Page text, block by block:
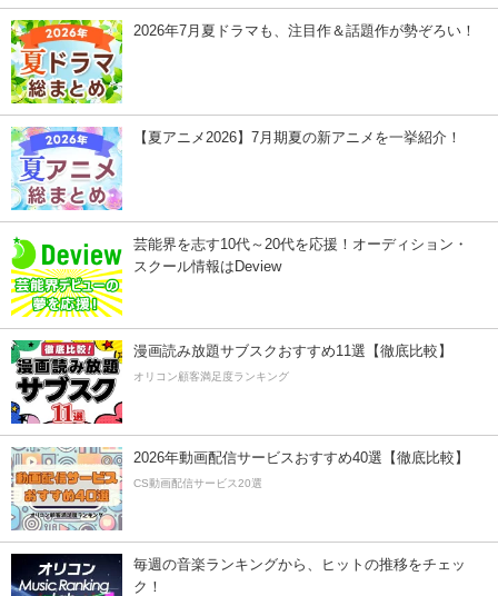
2026年7月夏ドラマも、注目作＆話題作が勢ぞろい！
【夏アニメ2026】7月期夏の新アニメを一挙紹介！
芸能界を志す10代～20代を応援！オーディション・
スクール情報はDeview
漫画読み放題サブスクおすすめ11選【徹底比較】
オリコン顧客満足度ランキング
2026年動画配信サービスおすすめ40選【徹底比較】
CS動画配信サービス20選
毎週の音楽ランキングから、ヒットの推移をチェッ
ク！